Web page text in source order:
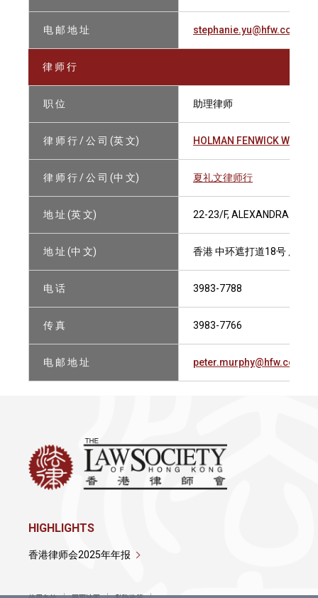
电 邮 地 址 stephanie.yu@hfw.com
律 师 行
职 位 助理律师
律 师 行 / 公 司 (英 文) HOLMAN FENWICK WILLAN
律 师 行 / 公 司 (中 文) 夏礼文律师行
地 址 (英 文) 22-23/F, ALEXANDRA
地 址 (中 文) 香港 中环遮打道18号 历山
电 话 3983-7788
传 真 3983-7766
电 邮 地 址 peter.murphy@hfw.com
HIGHLIGHTS
香港律师会2025年年报